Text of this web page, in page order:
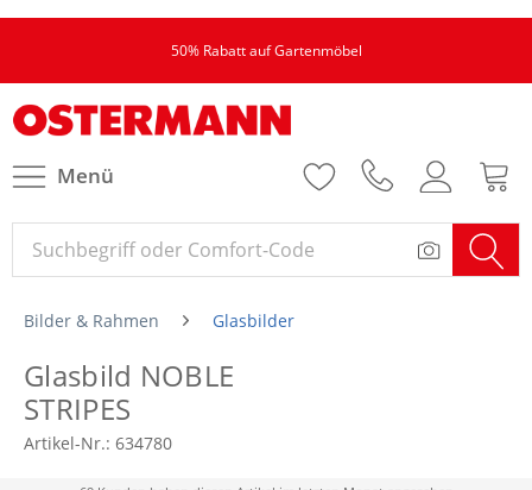
50% Rabatt auf Gartenmöbel
Menü
Bilder & Rahmen Glasbilder
Glasbild NOBLE
STRIPES
Artikel-Nr.: 634780